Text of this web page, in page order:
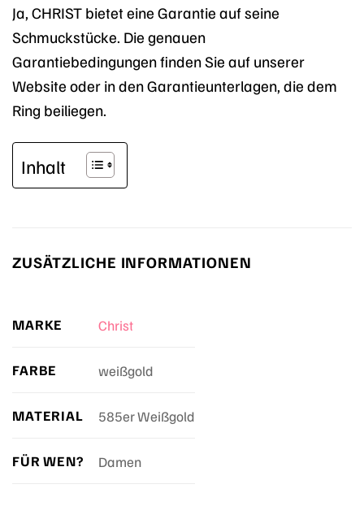
Ja, CHRIST bietet eine Garantie auf seine
Schmuckstücke. Die genauen
Garantiebedingungen finden Sie auf unserer
Website oder in den Garantieunterlagen, die dem
Ring beiliegen.
Inhalt
ZUSÄTZLICHE INFORMATIONEN
MARKE Christ
FARBE weißgold
MATERIAL 585er Weißgold
FÜR WEN? Damen